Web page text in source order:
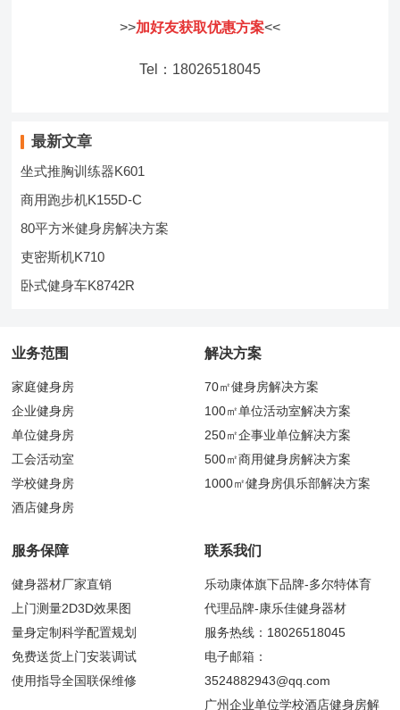
>>加好友获取优惠方案<<
Tel：18026518045
最新文章
坐式推胸训练器K601
商用跑步机K155D-C
80平方米健身房解决方案
吏密斯机K710
卧式健身车K8742R
业务范围
家庭健身房
企业健身房
单位健身房
工会活动室
学校健身房
酒店健身房
解决方案
70㎡健身房解决方案
100㎡单位活动室解决方案
250㎡企事业单位解决方案
500㎡商用健身房解决方案
1000㎡健身房俱乐部解决方案
服务保障
健身器材厂家直销
上门测量2D3D效果图
量身定制科学配置规划
免费送货上门安装调试
使用指导全国联保维修
联系我们
乐动康体旗下品牌-多尔特体育
代理品牌-康乐佳健身器材
服务热线：18026518045
电子邮箱：
3524882943@qq.com
广州企业单位学校酒店健身房解